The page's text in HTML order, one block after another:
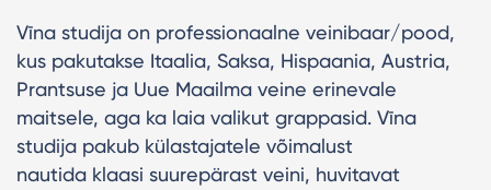
Vīna studija on professionaalne veinibaar/pood,
kus pakutakse Itaalia, Saksa, Hispaania, Austria,
Prantsuse ja Uue Maailma veine erinevale
maitsele, aga ka laia valikut grappasid. Vīna
studija pakub külastajatele võimalust
nautida klaasi suurepärast veini, huvitavat